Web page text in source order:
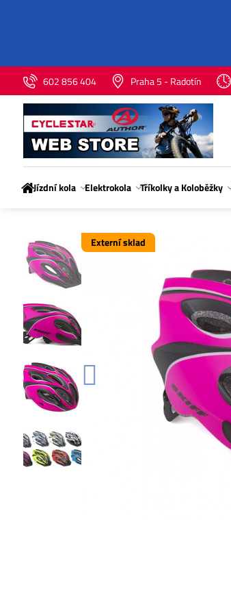
602 856 404
Praha 5 - Radotín
Jízdní kola Elektrokola Tříkolky a Koloběžky
Externí sklad